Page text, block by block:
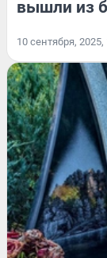
вышли из
10 сентября, 2025,